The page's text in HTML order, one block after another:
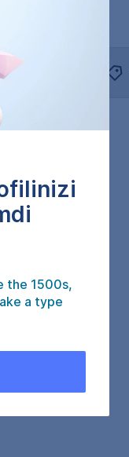
the 1500s,
a type